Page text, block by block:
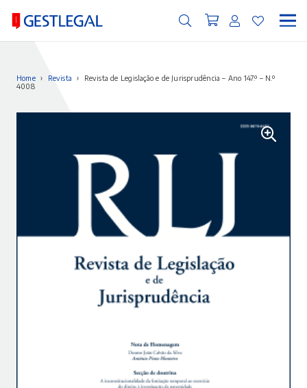
Home › Revista ›
Revista de Legislação e de Jurisprudência – Ano 147.º – N.º
4008